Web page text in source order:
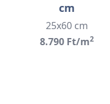
cm
25x60 cm
8.790 Ft/m2